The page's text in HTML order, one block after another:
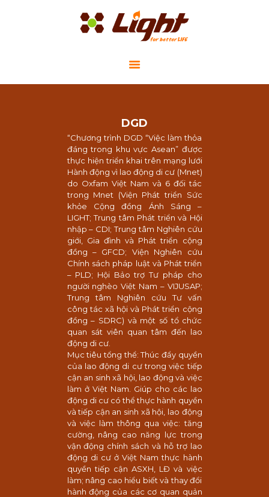
DGD
“Chương trình DGD “Việc làm thỏa
đáng trong khu vực Asean” được
thực hiện triển khai trên mạng lưới
Hành động vì lao động di cư (Mnet)
do Oxfam Việt Nam và 6 đối tác
trong Mnet (Viện Phát triển Sức
khỏe Cộng đồng Ánh Sáng –
LIGHT; Trung tâm Phát triển và Hội
nhập – CDI; Trung tâm Nghiên cứu
giới, Gia đình và Phát triển cộng
đồng – GFCD; Viện Nghiên cứu
Chính sách pháp luật và Phát triển
– PLD; Hội Bảo trợ Tư pháp cho
người nghèo Việt Nam – VIJUSAP;
Trung tâm Nghiên cứu Tư vấn
công tác xã hội và Phát triển cộng
đồng – SDRC) và một số tổ chức
quan sát viên quan tâm đến lao
động di cư.
Mục tiêu tổng thể: Thúc đẩy quyền
của lao động di cư trong việc tiếp
cận an sinh xã hội, lao động và việc
làm ở Việt Nam. Giúp cho các lao
động di cư có thể thực hành quyền
và tiếp cận an sinh xã hội, lao động
và việc làm thông qua việc: tăng
cường, nâng cao năng lực trong
vận động chính sách và hỗ trợ lao
động di cư ở Việt Nam thực hành
quyền tiếp cận ASXH, LĐ và việc
làm; nâng cao hiểu biết và thay đổi
hành động của các cơ quan quản
DỰ ÁN CỘNG ĐỒNG
TIN TỨC
LIÊN HỆ